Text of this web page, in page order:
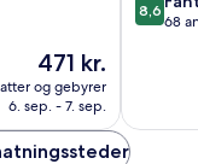
Prisen
471 kr.
471 kr.
og gebyrer
6. sep. - 7. sep.
ud
8,6
68